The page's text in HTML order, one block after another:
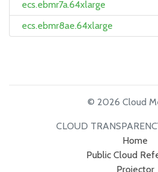
ecs.ebmr7a.64xlarge
ecs.ebmr8ae.64xlarge
© 2026 Cloud
CLOUD
Home
Public Cloud
Projector